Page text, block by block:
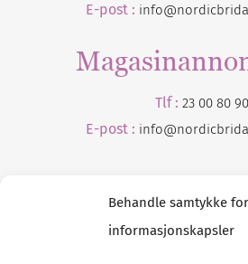
Behandle samtykke for
informasjonskapsler
E-post :
Tlf : 23 00 80 90
E-post : info@